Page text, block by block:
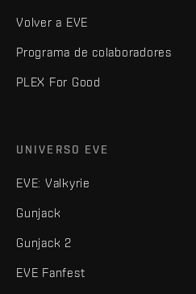
Volver a EVE
Programa de colaboradores
PLEX For Good
UNIVERSO EVE
EVE: Valkyrie
Gunjack
Gunjack 2
EVE Fanfest